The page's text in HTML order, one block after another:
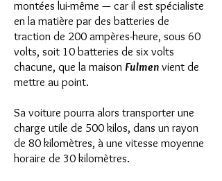
montées lui-même — car il est spécialiste
en la matière par des batteries de
traction de 200 ampères-heure, sous 60
volts, soit 10 batteries de six volts
chacune, que la maison Fulmen vient de
mettre au point.
Sa voiture pourra alors transporter une
charge utile de 500 kilos, dans un rayon
de 80 kilomètres, à une vitesse moyenne
horaire de 30 kilomètres.